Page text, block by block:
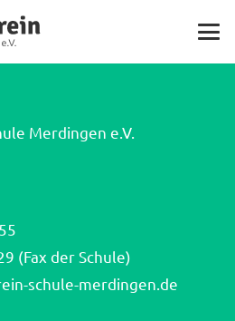
Merdingen e.V.
(Fax der Schule)
schule-merdingen.de